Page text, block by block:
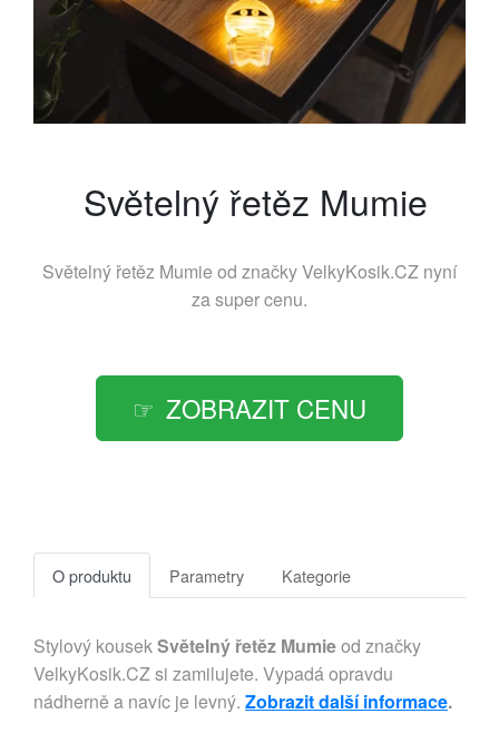
Světelný řetěz Mumie
Světelný řetěz Mumie od značkyVelkyKosik.CZ nyní
za super cenu.
ZOBRAZIT CENU
O produktu Parametry Kategorie
Stylový kousekSvětelný řetěz Mumieod značky
VelkyKosik.CZ si zamilujete. Vypadá opravdu
nádherně a navíc je levný. Zobrazit další informace.